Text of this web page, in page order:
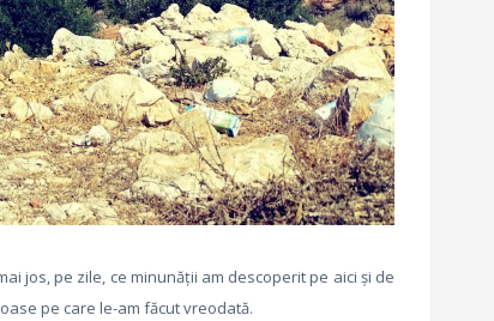
jos, pe zile, ce minunății am descoperit pe aici și de
pe care le-am făcut vreodată.